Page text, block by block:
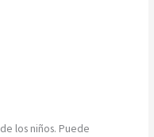
los niños. Puede